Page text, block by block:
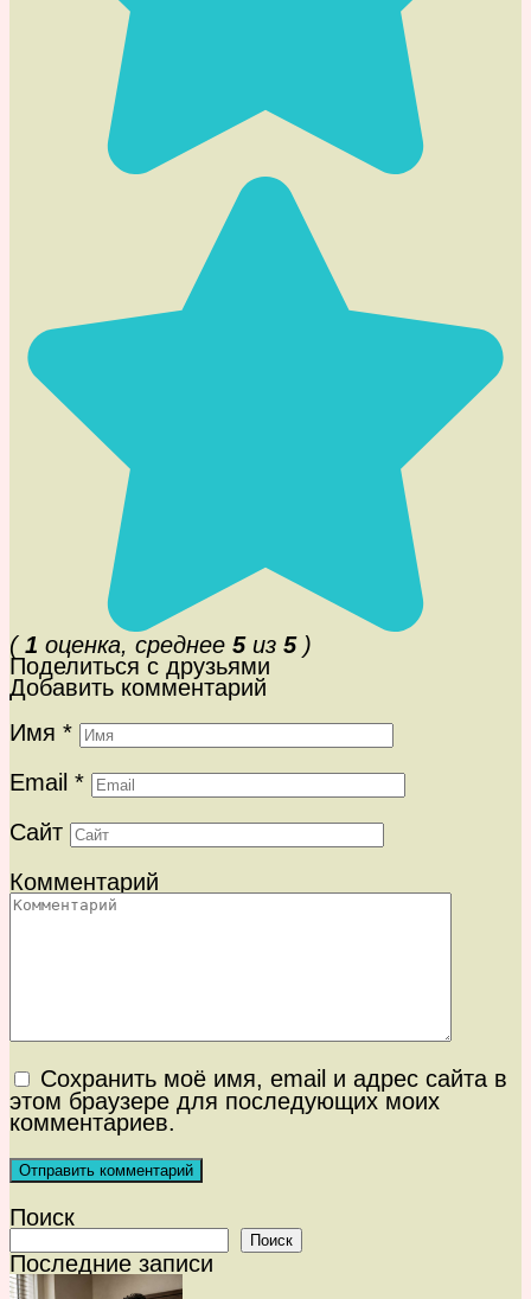
( 1 оценка, среднее 5из 5)
Поделиться с друзьями
Добавить комментарий
Имя *
Email *
Сайт
Комментарий
Сохранить моё имя, email и адрес сайта в
этом браузере для последующих моих
комментариев.
Поиск
Поиск
Последние записи